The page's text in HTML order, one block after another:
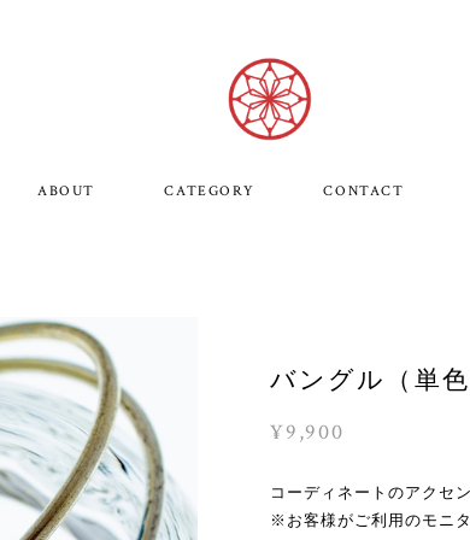
ABOUT CATEGORY CONTACT
バングル（単色
¥9,900
コーディネートのアクセン
※お客様がご利用のモニ